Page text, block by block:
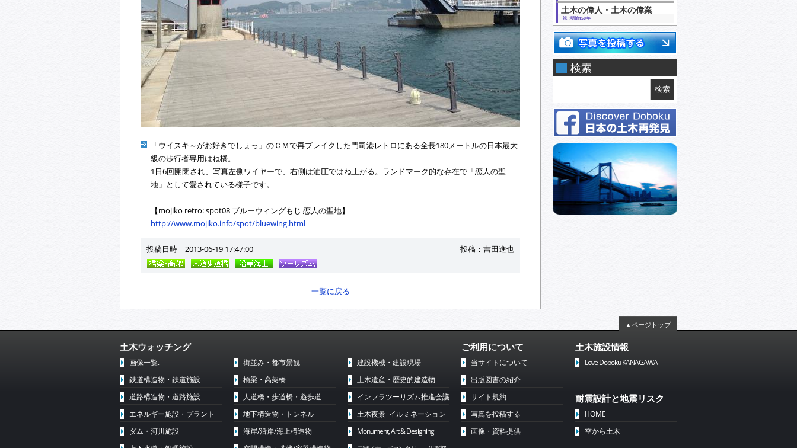
「ウイスキ～がお好きでしょっ」のＣＭで再ブレイクした門司港レトロにある全長180メートルの日本最大
級の歩行者専用はね橋。
1日6回開閉され、写真左側ワイヤーで、右側は油圧ではね上がる。ランドマーク的な存在で「恋人の聖
地」として愛されている様子です。
【mojiko retro: spot08 ブルーウィングもじ 恋人の聖地】
http://www.mojiko.info/spot/bluewing.html
投稿日時 2013-06-19 17:47:00 投稿：吉田進也
一覧に戻る
土木の偉人・土木の偉業
祝：明治150年
検索
検索
▲ページトップ
土木ウォッチング
画像一覧.
鉄道構造物・鉄道施設
道路構造物・道路施設
エネルギー施設・プラント
ダム・河川施設
街並み・都市景観
橋梁・高架橋
人道橋・歩道橋・遊歩道
地下構造物・トンネル
海岸/沿岸/海上構造物
建設機械・建設現場
土木遺産・歴史的建造物
インフラツーリズム推進会議
土木夜景･イルミネーション
Monument, Art & Designing
ご利用について
当サイトについて
出版図書の紹介
サイト規約
写真を投稿する
画像・資料提供
土木施設情報
Love Doboku KANAGAWA
耐震設計と地震リスク
HOME
空から土木